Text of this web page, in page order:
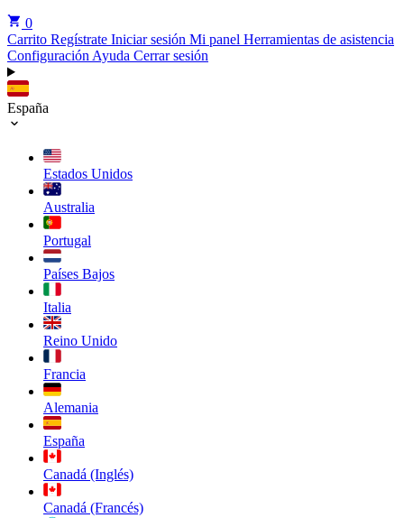
0
Carrito Regístrate Iniciar sesión Mi panel Herramientas de asistencia
Configuración Ayuda Cerrar sesión
España
Estados Unidos
Australia
Portugal
Países Bajos
Italia
Reino Unido
Francia
Alemania
España
Canadá (Inglés)
Canadá (Francés)